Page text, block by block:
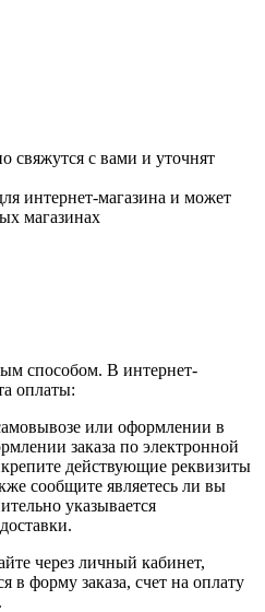
свяжутся с вами и уточнят
интернет-магазина и может
магазинах
способом. В интернет-
оплаты:
или оформлении в
заказа по электронной
действующие реквизиты
сообщите являетесь ли вы
указывается
через личный кабинет,
в форму заказа, счет на оплату